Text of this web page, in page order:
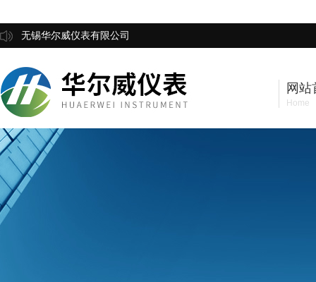
无锡华尔威仪表有限公司
网站
Home